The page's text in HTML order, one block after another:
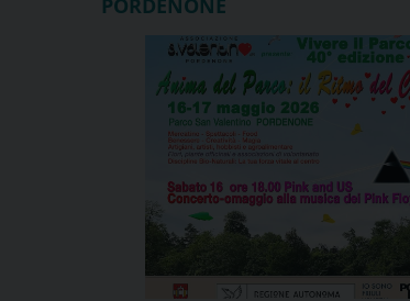
PORDENONE